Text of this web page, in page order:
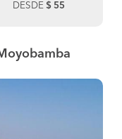
DESDE $ 55